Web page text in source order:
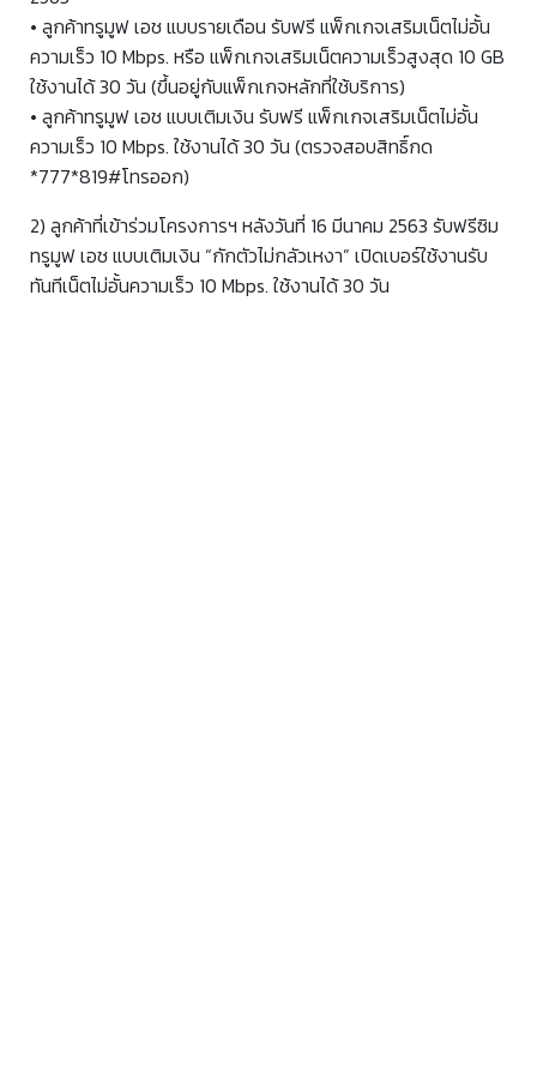
• ลูกค้าทรูมูฟ เอช แบบรายเดือน รับฟรี แพ็กเกจเสริมเน็ตไม่อั้น
ความเร็ว 10 Mbps. หรือ แพ็กเกจเสริมเน็ตความเร็วสูงสุด 10 GB
ใช้งานได้ 30 วัน (ขึ้นอยู่กับแพ็กเกจหลักที่ใช้บริการ)
• ลูกค้าทรูมูฟ เอช แบบเติมเงิน รับฟรี แพ็กเกจเสริมเน็ตไม่อั้น
ความเร็ว 10 Mbps. ใช้งานได้ 30 วัน (ตรวจสอบสิทธิ์กด
*777*819#โทรออก)
2) ลูกค้าที่เข้าร่วมโครงการฯ หลังวันที่ 16 มีนาคม 2563 รับฟรีซิม
ทรูมูฟ เอช แบบเติมเงิน “กักตัวไม่กลัวเหงา” เปิดเบอร์ใช้งานรับ
ทันทีเน็ตไม่อั้นความเร็ว 10 Mbps. ใช้งานได้ 30 วัน